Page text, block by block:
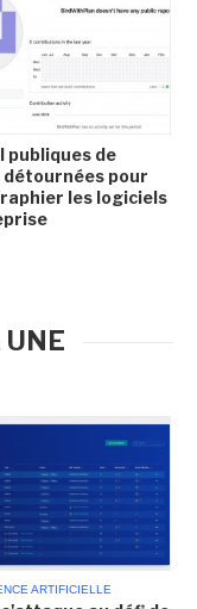
publiques de
détournées pour
les logiciels
ARTIFICIELLE